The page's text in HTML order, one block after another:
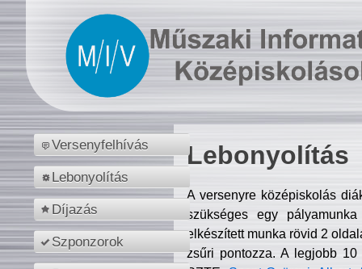
Versenyfelhívás
Lebonyolítás
Díjazás
Szponzorok
Lebonyolítás
A versenyre középiskolás
szükséges egy
elkészített munka rövid 2
zsűri pontozza. A legjobb